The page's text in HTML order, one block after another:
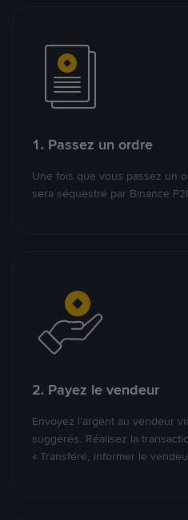
1. Passez un ordre
Une fois que vous passez un
sera séquestré par Binance
2. Payez le vendeur
Envoyez l’argent au vendeur
suggérés. Réalisez la
« Transféré, informer le